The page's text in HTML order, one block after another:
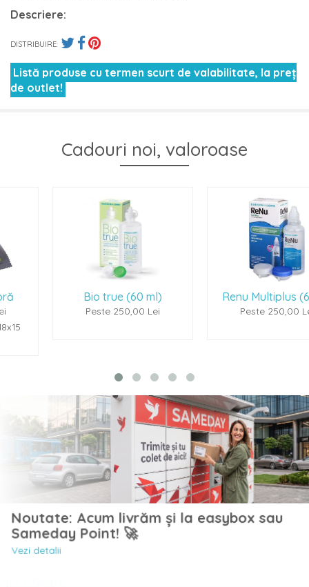
Descriere:
DISTRIBUIRE:
Listă produse cu termen scurt de valabilitate, la preț
de outlet!
Cadouri noi, valoroase
Bio true (60 ml)
Peste 250,00 Lei
Renu Multiplus (60ml)
Peste 250,00 Lei
Noutate: Acum livrăm și la easybox sau
Sameday Point! 🚀
Vezi detalii